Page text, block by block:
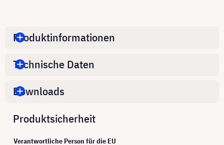
Produktinformationen
Technische Daten
Downloads
Produktsicherheit
Verantwortliche Person für die EU